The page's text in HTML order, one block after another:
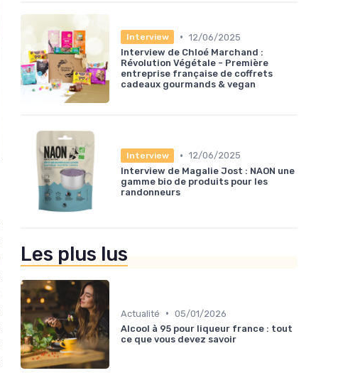
Interview • 12/06/2025
Interview de Chloé Marchand :
Révolution Végétale - Première
entreprise française de coffrets
cadeaux gourmands & vegan
Interview • 12/06/2025
Interview de Magalie Jost : NAON une
gamme bio de produits pour les
randonneurs
Les plus lus
Actualité • 05/01/2026
Alcool à 95 pour liqueur france : tout
ce que vous devez savoir